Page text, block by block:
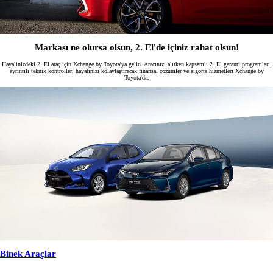
Markası ne olursa olsun, 2. El'de içiniz rahat olsun!
Hayalinizdeki 2. El araç için Xchange by Toyota'ya gelin. Aracınızı alırken kapsamlı 2. El garanti programları,
ayrıntılı teknik kontroller, hayatınızı kolaylaştıracak finansal çözümler ve sigorta hizmetleri Xchange by
Toyota'da.
Binek Araçlar